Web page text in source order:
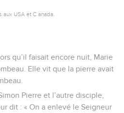
USA et C anada.
qu’il faisait encore nuit, Marie
Elle vit que la pierre avait
Pierre et l’autre disciple,
dit : « On a enlevé le Seigneur